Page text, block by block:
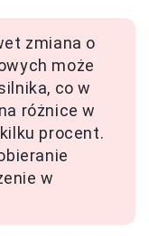
zmiana o
może
co w
różnice w
procent.
w